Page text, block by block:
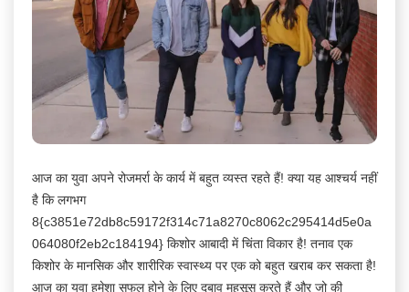
आज का युवा अपने रोजमर्रा के कार्य में बहुत व्यस्त रहते हैं! क्या यह आश्चर्य नहीं
है कि लगभग
8{c3851e72db8c59172f314c71a8270c8062c295414d5e0a
064080f2eb2c184194} किशोर आबादी में चिंता विकार है! तनाव एक
किशोर के मानसिक और शारीरिक स्वास्थ्य पर एक को बहुत खराब कर सकता है!
आज का युवा हमेशा सफल होने के लिए दबाव महसूस करते हैं और जो की